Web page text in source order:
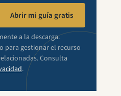
Abrir mi guía gratis
a la descarga.
para gestionar el recurso
Consulta
.